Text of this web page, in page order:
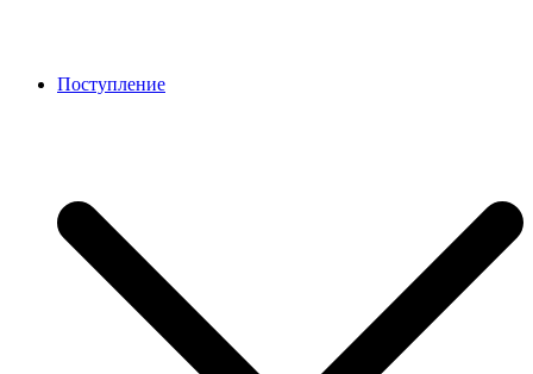
Поступление